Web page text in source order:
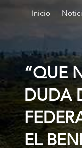
Inicio |
“QUE
DUDA
EL